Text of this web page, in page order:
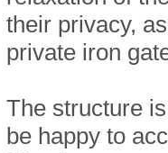
their privacy,
private iron
The structure
be happy to